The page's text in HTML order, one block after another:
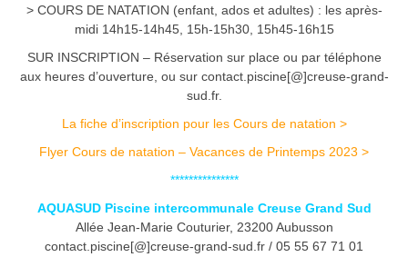
> COURS DE NATATION (enfant, ados et adultes) : les après-
midi 14h15-14h45, 15h-15h30, 15h45-16h15
SUR INSCRIPTION – Réservation sur place ou par téléphone
aux heures d’ouverture, ou sur contact.piscine[@]creuse-grand-
sud.fr.
La fiche d’inscription pour les Cours de natation >
Flyer Cours de natation – Vacances de Printemps 2023 >
***************
AQUASUD Piscine intercommunale Creuse Grand Sud
Allée Jean-Marie Couturier, 23200 Aubusson
contact.piscine[@]creuse-grand-sud.fr / 05 55 67 71 01